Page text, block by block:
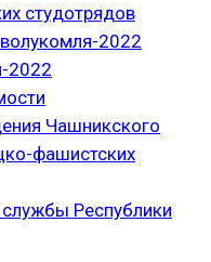
студотрядов
2022
2022
Чашникского
фашистских
Республики